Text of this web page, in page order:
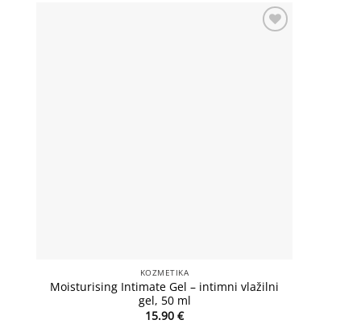
KOZMETIKA
Moisturising Intimate Gel – intimni vlažilni
gel, 50 ml
15.90 €